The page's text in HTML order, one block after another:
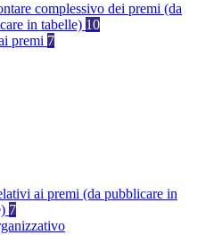
complessivo dei premi (da
in tabelle) 10
premi 7
ai premi (da pubblicare in
7